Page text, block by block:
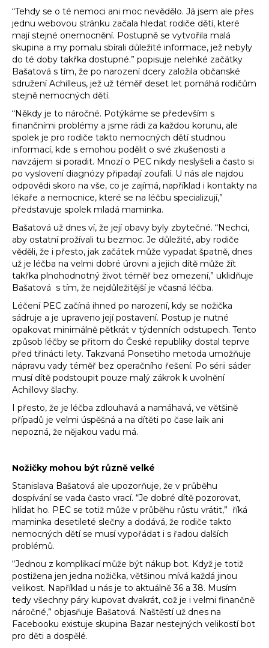
“Tehdy se o té nemoci ani moc nevědělo. Já jsem ale přes
jednu webovou stránku začala hledat rodiče dětí, které
mají stejné onemocnění. Postupně se vytvořila malá
skupina a my pomalu sbírali důležité informace, jež nebyly
do té doby takřka dostupné.” popisuje nelehké začátky
Bašatová s tím, že po narození dcery založila občanské
sdružení Achilleus, jež už téměř deset let pomáhá rodičům
stejně nemocných dětí.
“Někdy je to náročné. Potýkáme se především s
finančními problémy a jsme rádi za každou korunu, ale
spolek je pro rodiče takto nemocných dětí studnou
informací, kde s emohou podělit o své zkušenosti a
navzájem si poradit. Mnozí o PEC nikdy neslyšeli a často si
po vyslovení diagnózy připadají zoufalí. U nás ale najdou
odpovědi skoro na vše, co je zajímá, například i kontakty na
lékaře a nemocnice, které se na léčbu specializují,”
představuje spolek mladá maminka.
Bašatová už dnes ví, že její obavy byly zbytečné. “Nechci,
aby ostatní prožívali tu bezmoc. Je důležité, aby rodiče
věděli, že i přesto, jak začátek může vypadat špatně, dnes
už je léčba na velmi dobré úrovni a jejich dítě může žít
takřka plnohodnotný život téměř bez omezení,” uklidňuje
Bašatová s tím, že nejdůležitější je včasná léčba.
Léčení PEC začíná ihned po narození, kdy se nožička
sádruje a je upraveno její postavení. Postup je nutné
opakovat minimálně pětkrát v týdenních odstupech. Tento
způsob léčby se přitom do České republiky dostal teprve
před třinácti lety. Takzvaná Ponsetiho metoda umožňuje
nápravu vady téměř bez operačního řešení. Po sérii sáder
musí dítě podstoupit pouze malý zákrok k uvolnění
Achillovy šlachy.
I přesto, že je léčba zdlouhavá a namáhavá, ve většině
případů je velmi úspěšná a na dítěti po čase laik ani
nepozná, že nějakou vadu má.
Nožičky mohou být různě velké
Stanislava Bašatová ale upozorňuje, že v průběhu
dospívání se vada často vrací. “Je dobré dítě pozorovat,
hlídat ho. PEC se totiž může v průběhu růstu vrátit,” říká
maminka desetileté slečny a dodává, že rodiče takto
nemocných dětí se musí vypořádat i s řadou dalších
problémů.
“Jednou z komplikací může být nákup bot. Když je totiž
postižena jen jedna nožička, většinou mívá každá jinou
velikost. Například u nás je to aktuálně 36 a 38. Musím
tedy všechny páry kupovat dvakrát, což je i velmi finančně
náročné,” objasňuje Bašatová. Naštěstí už dnes na
Facebooku existuje skupina Bazar nestejných velikostí bot
pro děti a dospělé.